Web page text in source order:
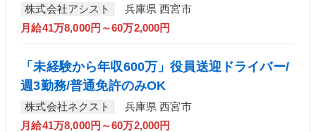
株式会社アシスト
兵庫県 西宮市
月給41万8,000円～60万2,000円
「未経験から年収600万」役員送迎ドライバー/
週3勤務/普通免許のみOK
株式会社ネクスト
兵庫県 西宮市
月給41万8,000円～60万2,000円